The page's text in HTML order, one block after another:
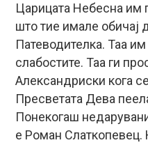
Царицата Небесна им
што тие имале обичај
Патеводителка. Таа
слабостите. Таа ги
Александриски кога
Пресветата Дева
Понекогаш
е Роман Слаткопевец.